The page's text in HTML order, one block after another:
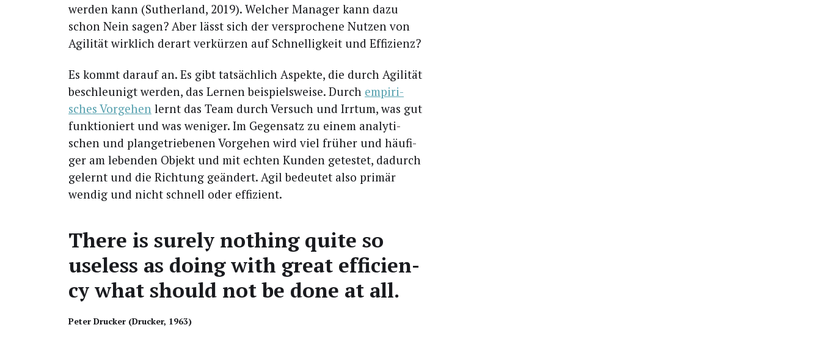
wer­den kann (Sut­her­land, 2019). Wel­cher Mana­ger kann dazu
schon Nein sagen? Aber lässt sich der ver­spro­che­ne Nut­zen von
Agi­li­tät wirk­lich der­art ver­kür­zen auf Schnel­lig­keit und Effizienz?
Es kommt dar­auf an. Es gibt tat­säch­lich Aspek­te, die durch Agi­li­tät
beschleu­nigt wer­den, das Ler­nen bei­spiels­wei­se. Durch empi­ri­
sches Vor­ge­hen lernt das Team durch Ver­such und Irr­tum, was gut
funk­tio­niert und was weni­ger. Im Gegen­satz zu einem ana­ly­ti­
schen und plan­ge­trie­be­nen Vor­ge­hen wird viel frü­her und häu­fi­
ger am leben­den Objekt und mit ech­ten Kun­den getes­tet, dadurch
gelernt und die Rich­tung geän­dert. Agil bedeu­tet also pri­mär
wen­dig und nicht schnell oder effizient.
The­re is sure­ly not­hing quite so
use­l­ess as doing with gre­at effi­ci­en­
cy what should not be done at all.
Peter Dru­cker (Dru­cker, 1963)